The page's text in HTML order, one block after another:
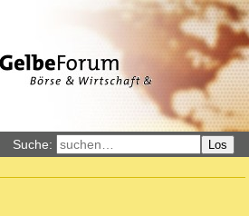
Suche: Los